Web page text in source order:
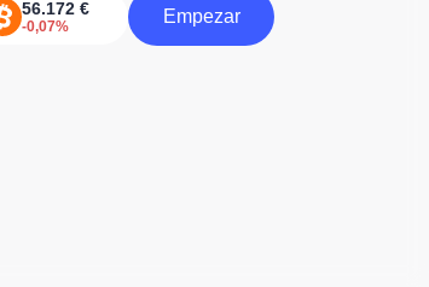
Empezar
Comienzo